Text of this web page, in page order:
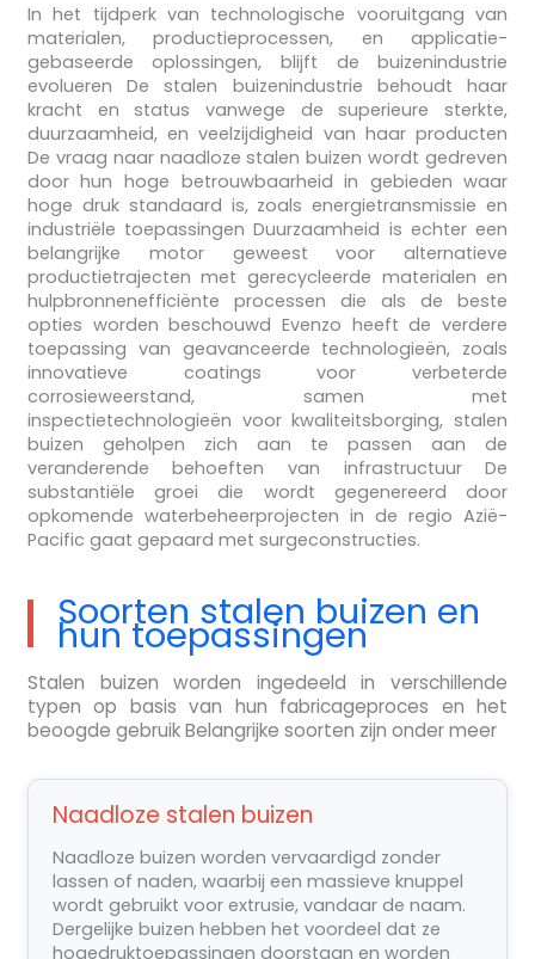
In het tijdperk van technologische vooruitgang van
materialen, productieprocessen, en applicatie-
gebaseerde oplossingen, blijft de buizenindustrie
evolueren De stalen buizenindustrie behoudt haar
kracht en status vanwege de superieure sterkte,
duurzaamheid, en veelzijdigheid van haar producten
De vraag naar naadloze stalen buizen wordt gedreven
door hun hoge betrouwbaarheid in gebieden waar
hoge druk standaard is, zoals energietransmissie en
industriële toepassingen Duurzaamheid is echter een
belangrijke motor geweest voor alternatieve
productietrajecten met gerecycleerde materialen en
hulpbronnenefficiënte processen die als de beste
opties worden beschouwd Evenzo heeft de verdere
toepassing van geavanceerde technologieën, zoals
innovatieve coatings voor verbeterde
corrosieweerstand, samen met
inspectietechnologieën voor kwaliteitsborging, stalen
buizen geholpen zich aan te passen aan de
veranderende behoeften van infrastructuur De
substantiële groei die wordt gegenereerd door
opkomende waterbeheerprojecten in de regio Azië-
Pacific gaat gepaard met surgeconstructies.
Soorten stalen buizen en
hun toepassingen
Stalen buizen worden ingedeeld in verschillende
typen op basis van hun fabricageproces en het
beoogde gebruik Belangrijke soorten zijn onder meer
Naadloze stalen buizen
Naadloze buizen worden vervaardigd zonder
lassen of naden, waarbij een massieve knuppel
wordt gebruikt voor extrusie, vandaar de naam.
Dergelijke buizen hebben het voordeel dat ze
hogedruktoepassingen doorstaan en worden